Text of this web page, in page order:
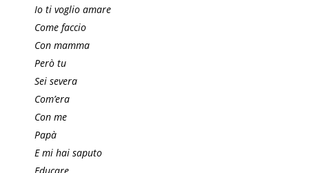
Io ti voglio amare
Come faccio
Con mamma
Però tu
Sei severa
Com’era
Con me
Papà
E mi hai saputo